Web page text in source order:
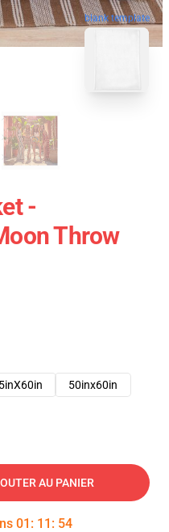
blank template
-
Throw
50inx60in
AU PANIER
01 : 11 : 54